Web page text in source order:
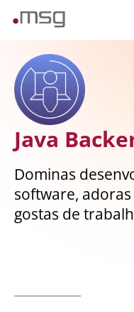
Java
Dominas
software,
gostas de